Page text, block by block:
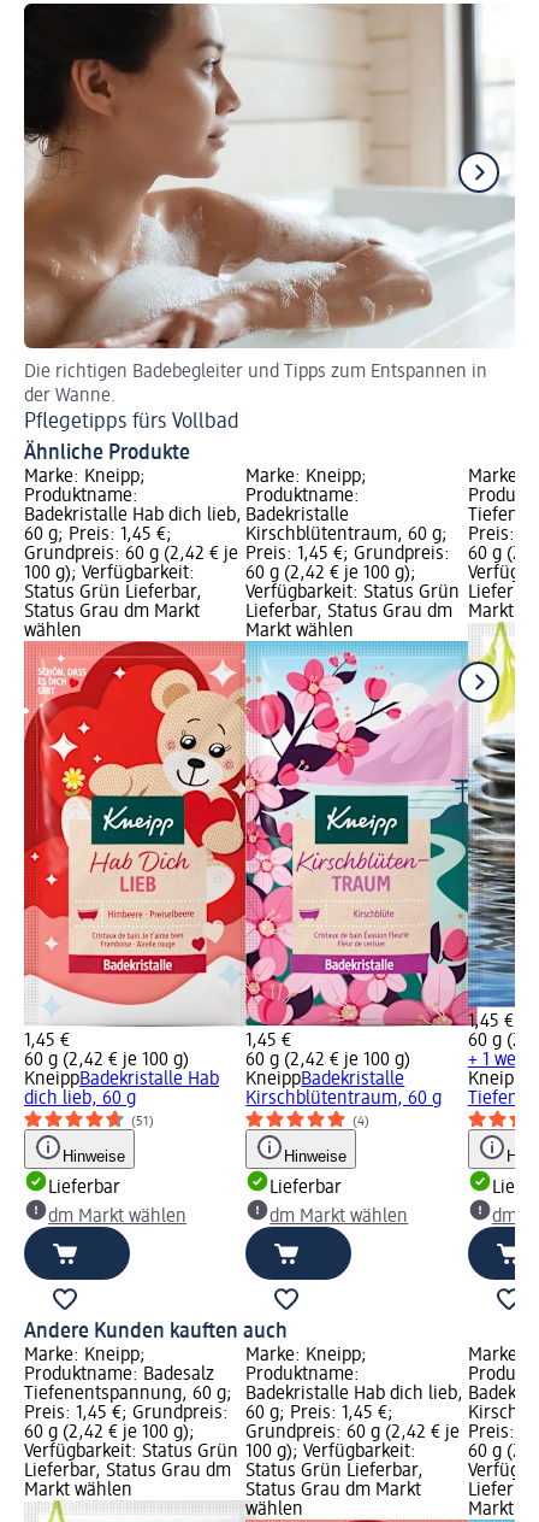
Die richtigen Badebegleiter und Tipps zum Entspannen in
der Wanne.
Pflegetipps fürs Vollbad
Ähnliche Produkte
Marke: Kneipp;
Produktname:
Badekristalle Hab dich lieb,
60 g; Preis: 1,45 €;
Grundpreis: 60 g (2,42 € je
100 g); Verfügbarkeit:
Status Grün Lieferbar,
Status Grau dm Markt
wählen
1,45 €
60 g (2,42 € je 100 g)
KneippBadekristalle Hab
dich lieb, 60 g
(51)
Hinweise
Lieferbar
dm Markt wählen
Marke: Kneipp;
Produktname:
Badekristalle
Kirschblütentraum, 60 g;
Preis: 1,45 €; Grundpreis:
60 g (2,42 € je 100 g);
Verfügbarkeit: Status Grün
Lieferbar, Status Grau dm
Markt wählen
1,45 €
60 g (2,42 € je 100 g)
KneippBadekristalle
Kirschblütentraum, 60 g
(4)
Hinweise
Lieferbar
dm Markt wählen
Marke:
Preis:
60 g
Markt
1,45 €
60 g
+ 1
Kneipp
dm
Andere Kunden kauften auch
Marke: Kneipp;
Produktname: Badesalz
Tiefenentspannung, 60 g;
Preis: 1,45 €; Grundpreis:
60 g (2,42 € je 100 g);
Verfügbarkeit: Status Grün
Lieferbar, Status Grau dm
Markt wählen
Marke: Kneipp;
Produktname:
Badekristalle Hab dich lieb,
60 g; Preis: 1,45 €;
Grundpreis: 60 g (2,42 € je
100 g); Verfügbarkeit:
Status Grün Lieferbar,
Status Grau dm Markt
wählen
Marke:
Preis:
60 g
Markt